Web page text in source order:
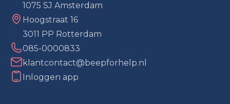
1075 SJ Amsterdam
Hoogstraat 16
3011 PP Rotterdam
085-0000833
klantcontact@beepforhelp.nl
Inloggen app